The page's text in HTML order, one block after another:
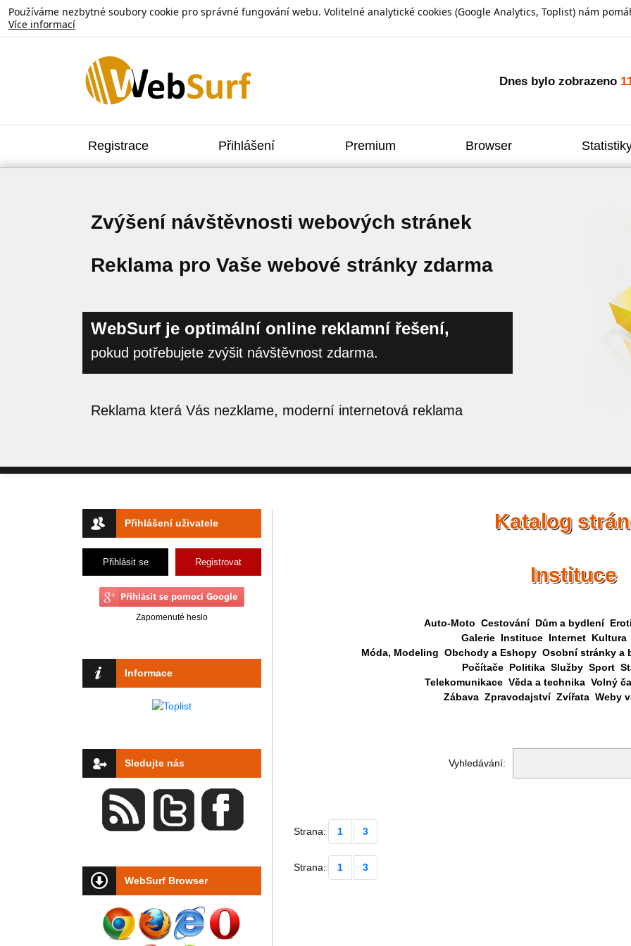
Používáme nezbytné soubory cookie pro správné fungování webu. Volitelné analytické cookies (Google Analytics, Toplist) nám
Více informací
Dnes bylo zobrazeno
Registrace Přihlášení Premium Browser
Zvýšení návštěvnosti webových stránek
Reklama pro Vaše webové stránky zdarma
WebSurf je optimální online reklamní řešení,
pokud potřebujete zvýšit návštěvnost zdarma.
Reklama která Vás nezklame, moderní internetová reklama
Přihlášení uživatele
Přihlásit se Registrovat
Zapomenuté heslo
Informace
Sledujte nás
WebSurf Browser
Katalog
Instituce
Auto-Moto Cestování Dům a bydlení
Galerie Instituce Internet Kultura
Móda, Modeling Obchody a Eshopy Osobní stránky a
Počítače Politika Služby Sport
Telekomunikace Věda a technika Volný
Zábava Zpravodajství Zvířata Weby
Vyhledávání:
Strana: 1 3
Strana: 1 3